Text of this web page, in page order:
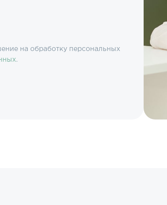
на обработку персональных
.